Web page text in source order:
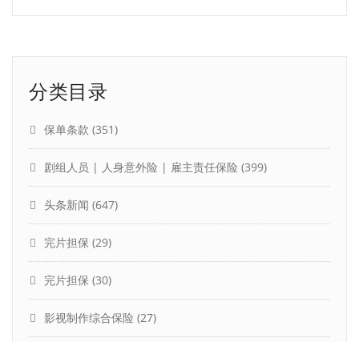
分类目录
保单条款 (351)
剧组人员 | 人身意外险 | 雇主责任保险 (399)
头条新闻 (647)
完片担保 (29)
完片担保 (30)
影视制作综合保险 (27)